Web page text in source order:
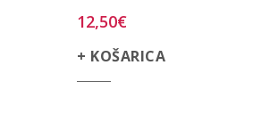
12,50€
+ KOŠARICA